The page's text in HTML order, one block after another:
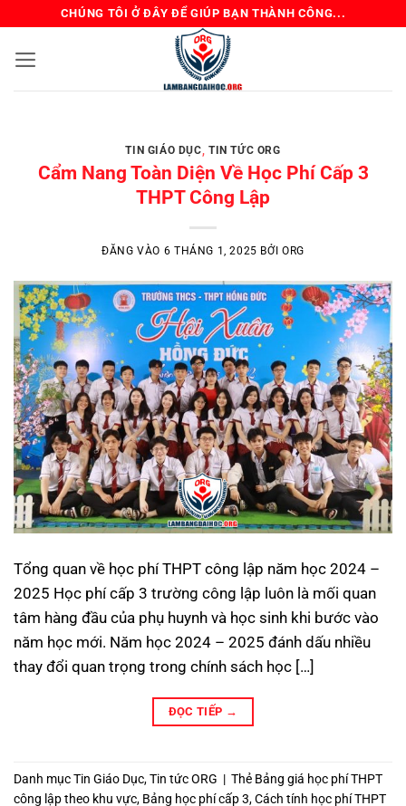
nội
CHÚNG TÔI Ở ĐÂY ĐỂ GIÚP BẠN THÀNH CÔNG...
Học – Kinh Nghiệm
Tránh Lừa Đảo
Chủ đề “mua bằng đại học” luôn là một
mảng xám được bàn tán sôi [...]
ĐỌC TIẾP→
TIN GIÁO DỤC, TIN TỨC ORG
Cẩm Nang Toàn Diện Về Học Phí Cấp 3
THPT Công Lập
ĐĂNG VÀO 6 THÁNG 1, 2025 BỞI ORG
Tổng quan về học phí THPT công lập năm học 2024 –
2025 Học phí cấp 3 trường công lập luôn là mối quan
tâm hàng đầu của phụ huynh và học sinh khi bước vào
năm học mới. Năm học 2024 – 2025 đánh dấu nhiều
thay đổi quan trọng trong chính sách học […]
ĐỌC TIẾP →
Danh mụcTin Giáo Dục,Tin tức ORG | Thẻ Bảng giá học phí THPT
công lập theo khu vực, Bảng học phí cấp 3,Cách tính học phí THPT